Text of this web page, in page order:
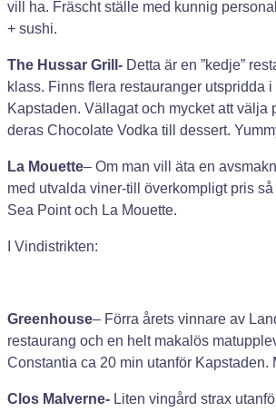
vill ha. Fräscht ställe med kunnig
+ sushi.
The Hussar Grill- Detta är en ”kedje”
klass. Finns flera restauranger utspridda
Kapstaden. Vällagat och mycket att välja
deras Chocolate Vodka till dessert.
La Mouette– Om man vill äta en
med utvalda viner-till överkompligt pris så
Sea Point och La Mouette.
I Vindistrikten:
Greenhouse– Förra årets vinnare av
restaurang och en helt makalös
Constantia ca 20 min utanför Kapstaden.
Clos Malverne- Liten vingård strax